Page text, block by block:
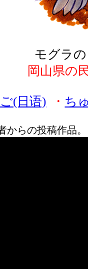
モグラ
岡山県の
(日语) ・ ち
からの投稿作品